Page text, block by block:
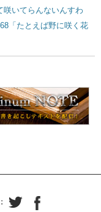
咲いてらんないんすわ
「たとえば野に咲く花